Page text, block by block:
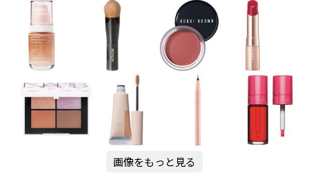
画像をもっと見る